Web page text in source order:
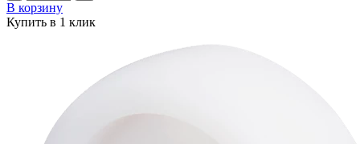
В корзину
Купить в 1 клик